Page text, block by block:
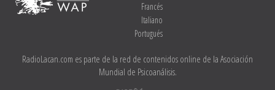
Francés
Italiano
Portugués
RadioLacan.com es parte de la red de contenidos online de la Asociación
Mundial de Psicoanálisis.